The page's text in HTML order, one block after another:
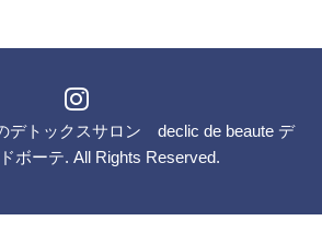
デトックスサロン declic de beaute デ
ボーテ. All Rights Reserved.